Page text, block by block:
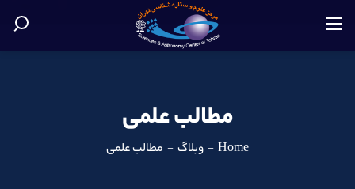
مطالب علمی
Home
- وبلاگ - مطالب علمی